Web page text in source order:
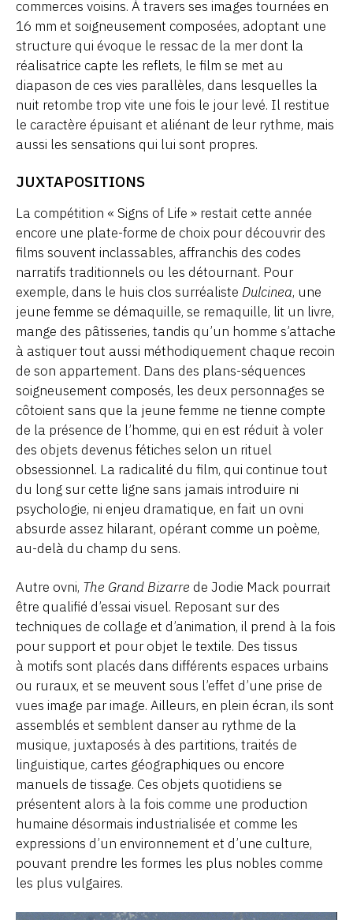
commerces voisins. À travers ses images tournées en
16 mm et soigneusement composées, adoptant une
structure qui évoque le ressac de la mer dont la
réalisatrice capte les reflets, le film se met au
diapason de ces vies parallèles, dans lesquelles la
nuit retombe trop vite une fois le jour levé. Il restitue
le caractère épuisant et aliénant de leur rythme, mais
aussi les sensations qui lui sont propres.
JUXTAPOSITIONS
La compétition « Signs of Life » restait cette année
encore une plate-forme de choix pour découvrir des
films souvent inclassables, affranchis des codes
narratifs traditionnels ou les détournant. Pour
exemple, dans le huis clos surréaliste Dulcinea, une
jeune femme se démaquille, se remaquille, lit un livre,
mange des pâtisseries, tandis qu’un homme s’attache
à astiquer tout aussi méthodiquement chaque recoin
de son appartement. Dans des plans-séquences
soigneusement composés, les deux personnages se
côtoient sans que la jeune femme ne tienne compte
de la présence de l’homme, qui en est réduit à voler
des objets devenus fétiches selon un rituel
obsessionnel. La radicalité du film, qui continue tout
du long sur cette ligne sans jamais introduire ni
psychologie, ni enjeu dramatique, en fait un ovni
absurde assez hilarant, opérant comme un poème,
au-delà du champ du sens.
Autre ovni, The Grand Bizarre de Jodie Mack pourrait
être qualifié d’essai visuel. Reposant sur des
techniques de collage et d’animation, il prend à la fois
pour support et pour objet le textile. Des tissus
à motifs sont placés dans différents espaces urbains
ou ruraux, et se meuvent sous l’effet d’une prise de
vues image par image. Ailleurs, en plein écran, ils sont
assemblés et semblent danser au rythme de la
musique, juxtaposés à des partitions, traités de
linguistique, cartes géographiques ou encore
manuels de tissage. Ces objets quotidiens se
présentent alors à la fois comme une production
humaine désormais industrialisée et comme les
expressions d’un environnement et d’une culture,
pouvant prendre les formes les plus nobles comme
les plus vulgaires.